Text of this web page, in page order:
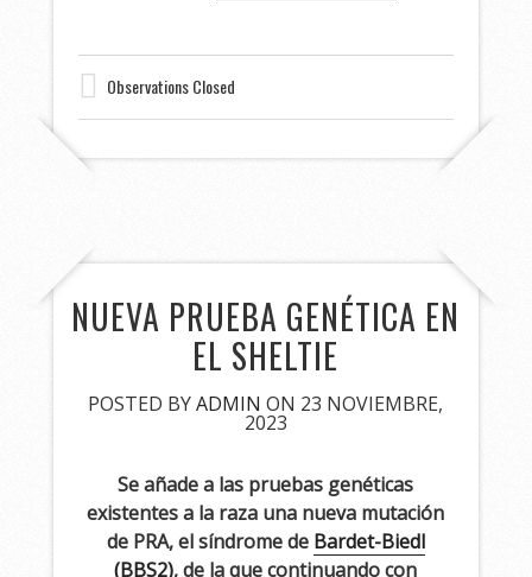
Observations Closed
NUEVA PRUEBA GENÉTICA EN
EL SHELTIE
POSTED BYADMIN ON 23 NOVIEMBRE,
2023
Se añade a las pruebas genéticas
existentes a la raza una nueva mutación
de PRA, el síndrome de Bardet-Biedl
(BBS2), de la que continuando con